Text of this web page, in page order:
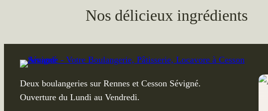
Nos délicieux ingrédients
Deux boulangeries sur Rennes et Cesson Sévigné.
Ouverture du Lundi au Vendredi.